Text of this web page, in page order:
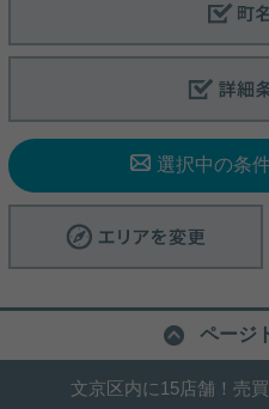
ワークなどにも最適 南向き
1K RC造のしっかりした建物：遮音性＆耐震性も安
写真(9)
選択中の条
ページ
文京区内に15店舗！売